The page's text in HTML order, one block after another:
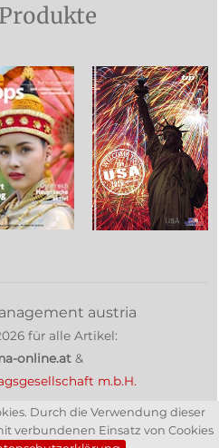
Durch die Verwendung dieser
verbundenen Einsatz von Cookies
austria
für alle Artikel:
online.at&
m.b.H.